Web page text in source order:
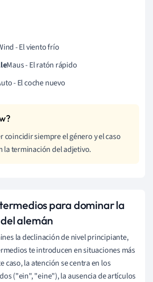
- El viento frío
Maus - El ratón rápido
- El coche nuevo
coincidir siempre el género y el caso
la terminación del adjetivo.
para dominar la
alemán
la declinación de nivel principiante,
te introducen en situaciones más
caso, la atención se centra en los
("ein", "eine"), la ausencia de artículos